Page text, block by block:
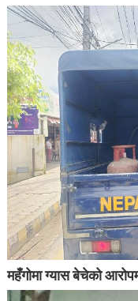
महँगोमा ग्यास बेचेको